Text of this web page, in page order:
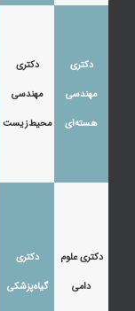
دکتری
مهندسی
هسته‌ای
دکتری
مهندسی
محیط‌زیست
دکتری علوم
دامی
دکتری
گیاه‌پزشکی